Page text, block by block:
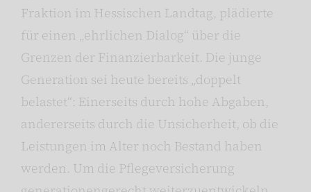
Fraktion im Hessischen Landtag, plädierte
für einen „ehrlichen Dialog“ über die
Grenzen der Finanzierbarkeit. Die junge
Generation sei heute bereits „doppelt
belastet“: Einerseits durch hohe Abgaben,
andererseits durch die Unsicherheit, ob die
Leistungen im Alter noch Bestand haben
werden. Um die Pflegeversicherung